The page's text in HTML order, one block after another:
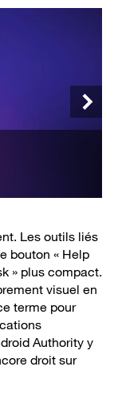
Les outils liés
bouton « Help
» plus compact.
visuel en
terme pour
Authority y
droit sur